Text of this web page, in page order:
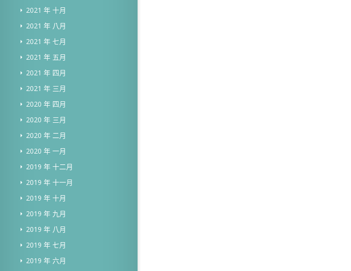
2021 年 十月
2021 年 八月
2021 年 七月
2021 年 五月
2021 年 四月
2021 年 三月
2020 年 四月
2020 年 三月
2020 年 二月
2020 年 一月
2019 年 十二月
2019 年 十一月
2019 年 十月
2019 年 九月
2019 年 八月
2019 年 七月
2019 年 六月